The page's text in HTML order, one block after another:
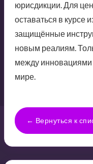
юрисдикции. Для
оставаться в курсе
защищённые
новым реалиям.
между
мире.
← Вернуться к